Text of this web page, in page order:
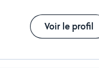
Voir le profil